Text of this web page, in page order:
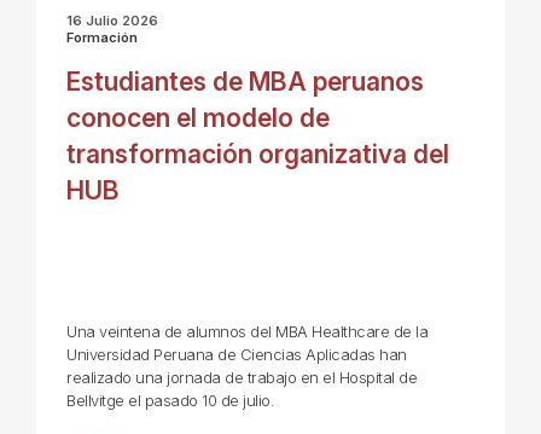
16 Julio 2026
Formación
Estudiantes de MBA peruanos
conocen el modelo de
transformación organizativa del
HUB
Una veintena de alumnos del MBA Healthcare de la
Universidad Peruana de Ciencias Aplicadas han
realizado una jornada de trabajo en el Hospital de
Bellvitge el pasado 10 de julio.